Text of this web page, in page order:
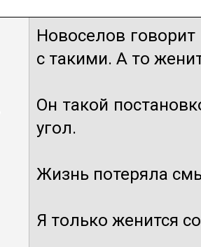
Новоселов
с такими. А то
Он такой
угол.
Жизнь потеряла
Я только женится